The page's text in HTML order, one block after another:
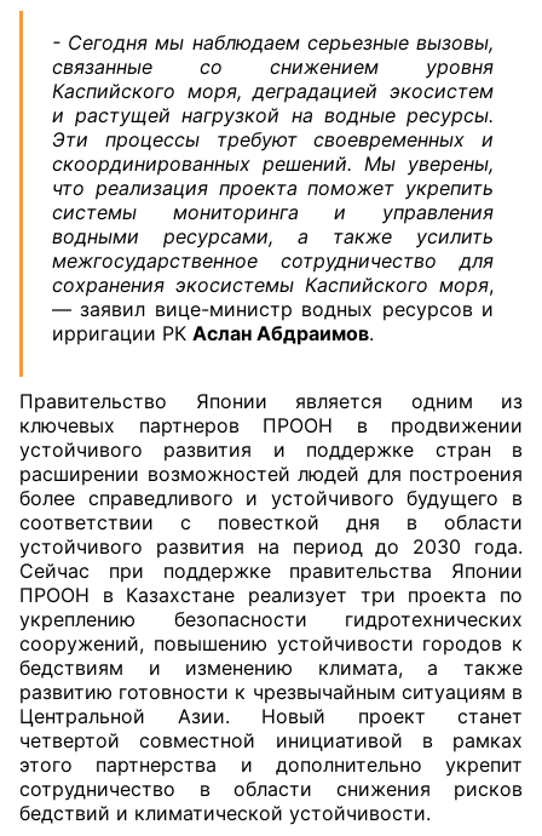
- Сегодня мы наблюдаем серьезные вызовы,
связанные со снижением уровня
Каспийского моря, деградацией экосистем
и растущей нагрузкой на водные ресурсы.
Эти процессы требуют своевременных и
скоординированных решений. Мы уверены,
что реализация проекта поможет укрепить
системы мониторинга и управления
водными ресурсами, а также усилить
межгосударственное сотрудничество для
сохранения экосистемы Каспийского моря,
— заявил вице-министр водных ресурсов и
ирригации РК Аслан Абдраимов.
Правительство Японии является одним из
ключевых партнеров ПРООН в продвижении
устойчивого развития и поддержке стран в
расширении возможностей людей для построения
более справедливого и устойчивого будущего в
соответствии с повесткой дня в области
устойчивого развития на период до 2030 года.
Сейчас при поддержке правительства Японии
ПРООН в Казахстане реализует три проекта по
укреплению безопасности гидротехнических
сооружений, повышению устойчивости городов к
бедствиям и изменению климата, а также
развитию готовности к чрезвычайным ситуациям в
Центральной Азии. Новый проект станет
четвертой совместной инициативой в рамках
этого партнерства и дополнительно укрепит
сотрудничество в области снижения рисков
бедствий и климатической устойчивости.